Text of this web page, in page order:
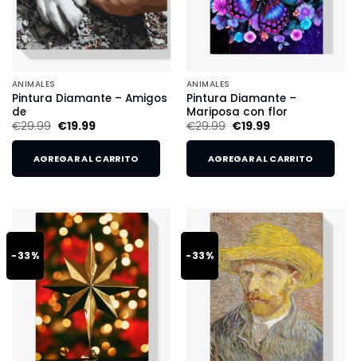
ANIMALES
Pintura Diamante – Amigos
de
€29.99 €19.99
AGREGAR AL CARRITO
ANIMALES
Pintura Diamante –
Mariposa con flor
€29.99 €19.99
AGREGAR AL CARRITO
-33% -33%